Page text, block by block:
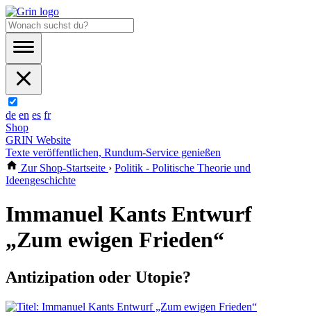
de en es fr
Shop
GRIN Website
Texte veröffentlichen, Rundum-Service genießen
Zur Shop-Startseite › Politik - Politische Theorie und
Ideengeschichte
Immanuel Kants Entwurf
„Zum ewigen Frieden“
Antizipation oder Utopie?